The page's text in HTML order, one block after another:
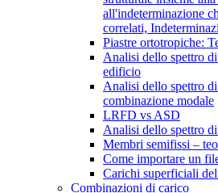
all'indeterminazione
correlati,
Piastre ortotropiche:
Analisi dello spettro
edificio
Analisi dello spettro
combinazione modale
LRFD vs ASD
Analisi dello spettro
Membri semifissi –
Come importare un
Carichi superficiali
Combinazioni di carico